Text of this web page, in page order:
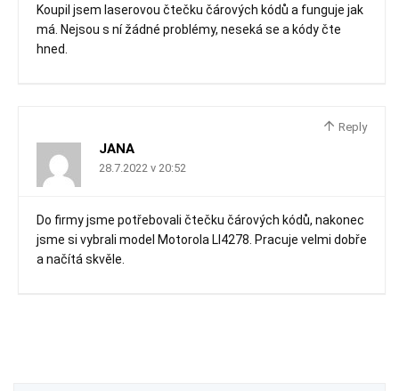
Koupil jsem laserovou čtečku čárových kódů a funguje jak
má. Nejsou s ní žádné problémy, neseká se a kódy čte
hned.
Reply
JANA
28.7.2022 v 20:52
Do firmy jsme potřebovali čtečku čárových kódů, nakonec
jsme si vybrali model Motorola LI4278. Pracuje velmi dobře
a načítá skvěle.